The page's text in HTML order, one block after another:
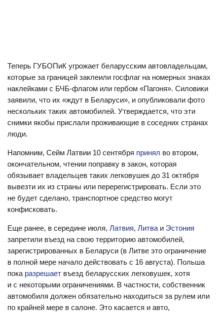
Теперь ГУБОПиК угрожает беларусским автовладельцам,
которые за границей заклеили госфлаг на номерных знаках
наклейками с БЧБ-флагом или гербом «Пагоня». Силовики
заявили, что их «ждут в Беларуси», и опубликовали фото
нескольких таких автомобилей. Утверждается, что эти
снимки якобы прислали проживающие в соседних странах
люди.
Напомним, Сейм Латвии 10 сентября принял во втором,
окончательном, чтении поправку в закон, которая
обязывает владельцев таких легковушек до 31 октября
вывезти их из страны или перерегистрировать. Если это
не будет сделано, транспортное средство могут
конфисковать.
Еще ранее, в середине июля, Латвия, Литва и Эстония
запретили въезд на свою территорию автомобилей,
зарегистрированных в Беларуси (в Литве это ограничение
в полной мере начало действовать с 16 августа). Польша
пока разрешает въезд беларусских легковушек, хотя
и с некоторыми ограничениями. В частности, собственник
автомобиля должен обязательно находиться за рулем или
по крайней мере в салоне. Это касается и авто,